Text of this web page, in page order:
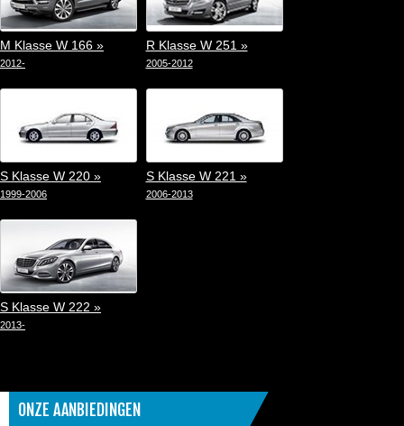
M Klasse W 166 »
2012-
R Klasse W 251 »
2005-2012
S Klasse W 220 »
1999-2006
S Klasse W 221 »
2006-2013
S Klasse W 222 »
2013-
ONZE AANBIEDINGEN